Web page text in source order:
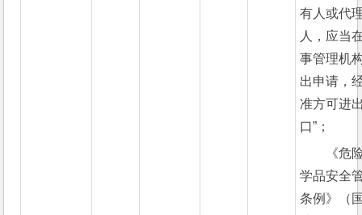
有人或代
人，应当
事管理机
出申请，
准方可进
口”；
《危
学品安全
条例》（